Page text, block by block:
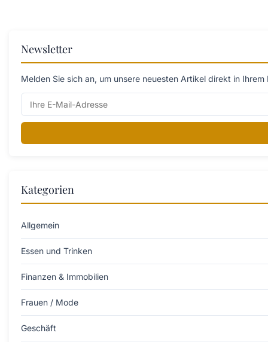
Newsletter
Melden Sie sich an, um unsere neuesten Artikel direkt in
Kategorien
Allgemein
Essen und Trinken
Finanzen & Immobilien
Frauen / Mode
Geschäft